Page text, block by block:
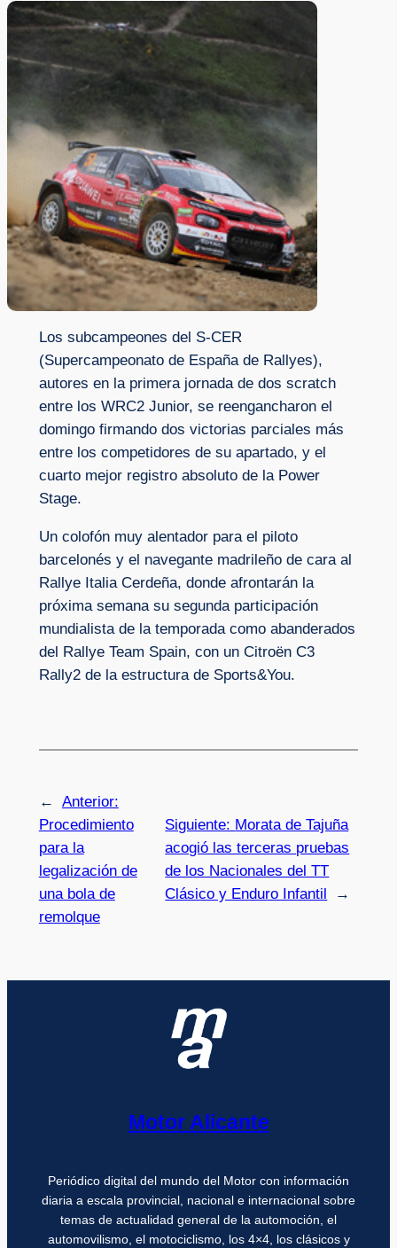
Los subcampeones del S-CER
(Supercampeonato de España de Rallyes),
autores en la primera jornada de dos scratch
entre los WRC2 Junior, se reengancharon el
domingo firmando dos victorias parciales más
entre los competidores de su apartado, y el
cuarto mejor registro absoluto de la Power
Stage.
Un colofón muy alentador para el piloto
barcelonés y el navegante madrileño de cara al
Rallye Italia Cerdeña, donde afrontarán la
próxima semana su segunda participación
mundialista de la temporada como abanderados
del Rallye Team Spain, con un Citroën C3
Rally2 de la estructura de Sports&You.
←
Anterior:
Procedimiento
para la
legalización de
una bola de
remolque
Siguiente: Morata de Tajuña
acogió las terceras pruebas
de los Nacionales del TT
Clásico y Enduro Infantil
→
Motor Alicante
Periódico digital del mundo del Motor con información
diaria a escala provincial, nacional e internacional sobre
temas de actualidad general de la automoción, el
automovilismo, el motociclismo, los 4×4, los clásicos y